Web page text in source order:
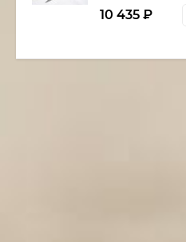
10 435 ₽